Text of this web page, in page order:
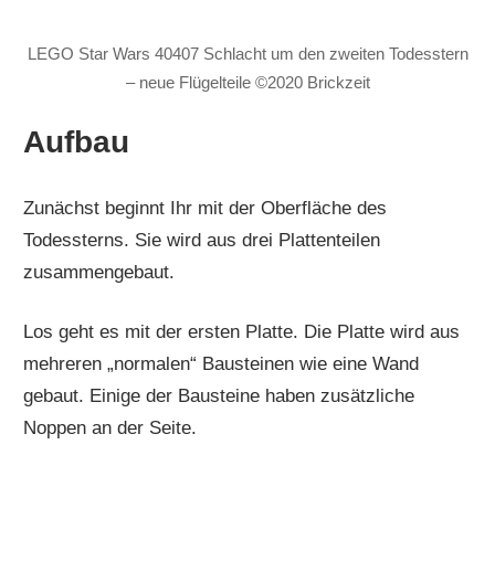
LEGO Star Wars 40407 Schlacht um den zweiten Todesstern
– neue Flügelteile ©2020 Brickzeit
Aufbau
Zunächst beginnt Ihr mit der Oberfläche des
Todessterns. Sie wird aus drei Plattenteilen
zusammengebaut.
Los geht es mit der ersten Platte. Die Platte wird aus
mehreren „normalen“ Bausteinen wie eine Wand
gebaut. Einige der Bausteine haben zusätzliche
Noppen an der Seite.